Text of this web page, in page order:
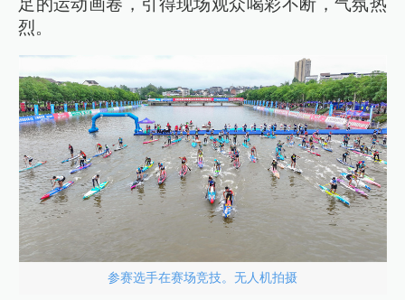
烈。
参赛选手在赛场竞技。无人机拍摄